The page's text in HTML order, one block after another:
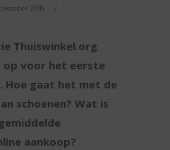
2015
Thuiswinkel.org
op voor het eerste
Hoe gaat het met de
schoenen? Wat is
aankoop?